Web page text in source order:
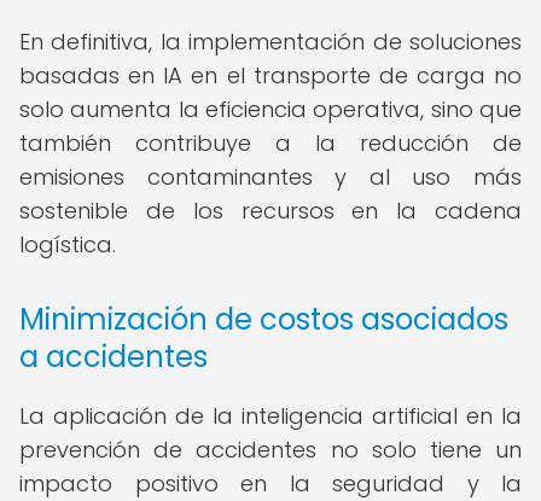
En definitiva, la implementación de soluciones
basadas en IA en el transporte de carga no
solo aumenta la eficiencia operativa, sino que
también contribuye a la reducción de
emisiones contaminantes y al uso más
sostenible de los recursos en la cadena
logística.
Minimización de costos asociados
a accidentes
La aplicación de la inteligencia artificial en la
prevención de accidentes no solo tiene un
impacto positivo en la seguridad y la